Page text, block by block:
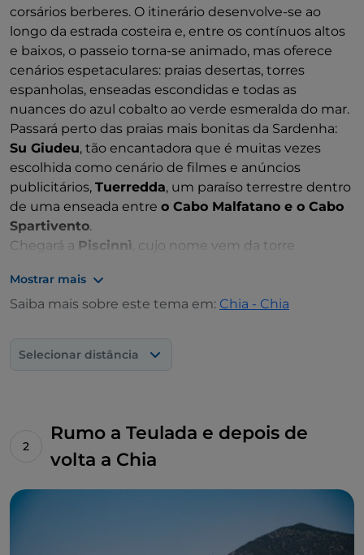
corsários berberes. O itinerário desenvolve-se ao
longo da estrada costeira e, entre os contínuos altos
e baixos, o passeio torna-se animado, mas oferece
cenários espetaculares: praias desertas, torres
espanholas, enseadas escondidas e todas as
nuances do azul cobalto ao verde esmeralda do mar.
Passará perto das praias mais bonitas da Sardenha:
Su Giudeu, tão encantadora que é muitas vezes
escolhida como cenário de filmes e anúncios
publicitários, Tuerredda, um paraíso terrestre dentro
de uma enseada entre o Cabo Malfatano e o Cabo
Spartivento.
Chegará a Piscinnì , cujo nome vem da torre
ergue no promontório. Durante a viagem, é possível
admirar o pequeno porto dePorto Budello
podemos ver, a apenas 150 milhas, de facto, fica a
Mostrar mais
Saiba mais sobre este tema em: Chia - Chia
Selecionar distância
Rumo a Teulada e depois de
volta a Chia